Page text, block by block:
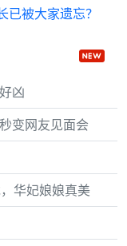
被大家遗忘？
凶
变网友见面会
华妃娘娘真美